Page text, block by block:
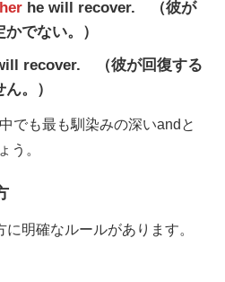
he will recover. （彼が
でない。）
recover. （彼が回復する
。）
でも最も馴染みの深いandと
う。
明確なルールがあります。